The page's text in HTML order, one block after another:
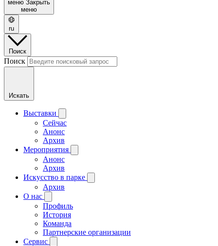
меню Закрыть
меню
ru
Поиск
Поиск
Искать
Выставки
Сейчас
Анонс
Архив
Мероприятия
Анонс
Архив
Искусство в парке
Архив
О нас
Профиль
История
Команда
Партнерские организации
Сервис